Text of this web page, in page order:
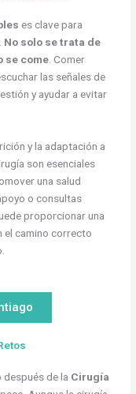
es clave para
No solo se trata de
se come . Comer
las señales de
y ayudar a evitar
y la adaptación a
son esenciales
una salud
o consultas
proporcionar una
el camino correcto
de la Cirugía